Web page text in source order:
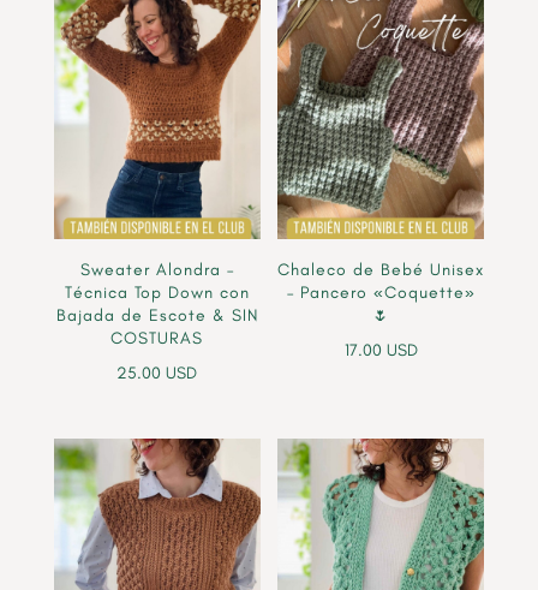
Sweater Alondra –
Técnica Top Down con
Bajada de Escote & SIN
COSTURAS
25.00USD
Chaleco de Bebé Unisex
– Pancero «Coquette»
🌷
17.00 USD